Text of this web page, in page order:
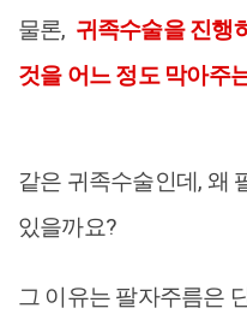
물론, 귀족수술을 진행
것을 어느 정도 막아주
같은 귀족수술인데, 왜
있을까요?
그 이유는 팔자주름은